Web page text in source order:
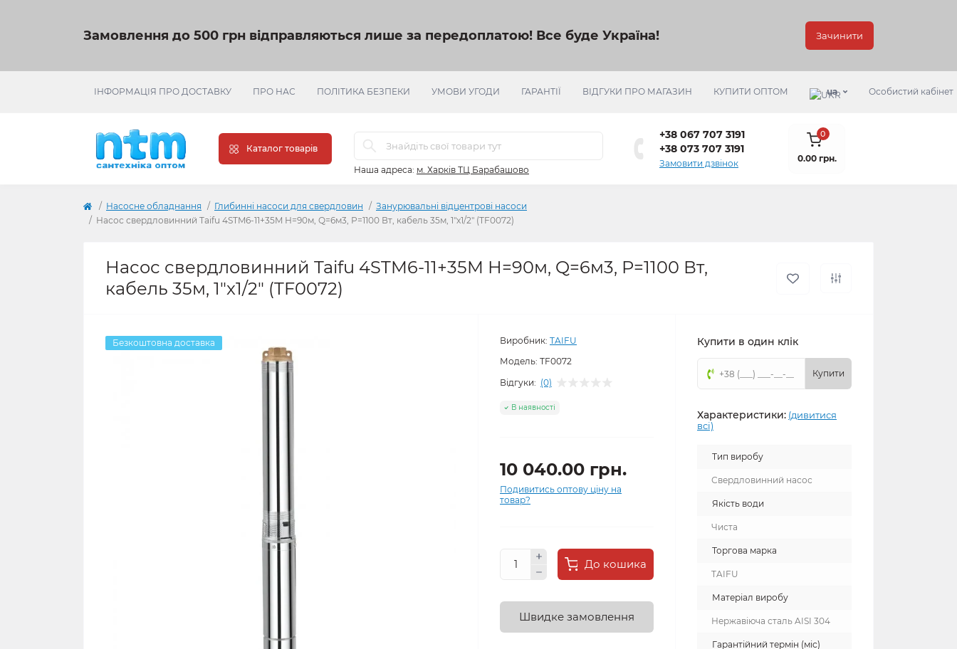
Замовлення до 500 грн відправляються лише за передоплатою! Все буде Україна! Зачинити
ІНФОРМАЦІЯ ПРО ДОСТАВКУ ПРО НАС ПОЛІТИКА БЕЗПЕКИ УМОВИ УГОДИ ГАРАНТІЇ ВІДГУКИ ПРО МАГАЗИН КУПИТИ ОПТОМ ua Особистий кабінет
Каталог товарів
Наша адреса: м. Харків ТЦ Барабашово
+38 067 707 3191
+38 073 707 3191
Замовити дзвінок
0
0.00 грн.
Насосне обладнання Глибинні насоси для свердловин
Занурювальні відцентрові насоси
Насос свердловинний Taifu 4STM6-11+35M Н=90м, Q=6м3, Р=1100 Вт, кабель 35м, 1"x1/2" (TF0072)
Насос свердловинний Taifu 4STM6-11+35M Н=90м, Q=6м3, Р=1100 Вт,
кабель 35м, 1"x1/2" (TF0072)
Безкоштовна доставка Виробник: TAIFU
Модель: TF0072
Відгуки: (0)
В наявності
10 040.00 грн.
Подивитись оптову ціну на
товар?
До кошика
Швидке замовлення
Купити в один клік
Купити
Характеристики: (дивитися
всі)
Тип виробу
Свердловинний насос
Якість води
Чиста
Торгова марка
TAIFU
Матеріал виробу
Нержавіюча сталь AISI 304
Гарантійний термін (міс)